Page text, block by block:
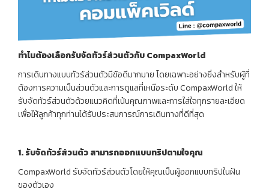
ทำไมต้องเลือกรับจัดทัวร์ส่วนตัวกับ CompaxWorld
การเดินทางแบบทัวร์ส่วนตัวมีข้อดีมากมาย โดยเฉพาะอย่างยิ่งสำหรับผู้ที่
ต้องการความเป็นส่วนตัวและการดูแลที่เหนือระดับ CompaxWorld ให้
รับจัดทัวร์ส่วนตัวด้วยแนวคิดที่เน้นคุณภาพและการใส่ใจทุกรายละเอียด
เพื่อให้ลูกค้าทุกท่านได้รับประสบการณ์การเดินทางที่ดีที่สุด
1.รับจัดทัวร์ส่วนตัว สามารถออกแบบทริปตามใจคุณ
CompaxWorld รับจัดทัวร์ส่วนตัวโดยให้คุณเป็นผู้ออกแบบทริปในฝัน
ของตัวเอง